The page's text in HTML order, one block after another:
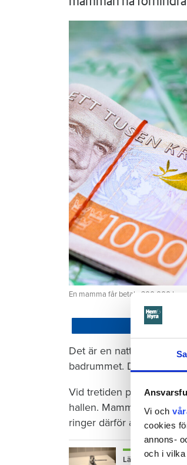
Vi och
cookies
annons-
och i
En mamma får betala 300 000
Dela
Det är en natt hösten
badrummet. Där vrider
Vid tretiden på natten
hallen. Mamman torkar
ringer därför aldrig till
Läs också